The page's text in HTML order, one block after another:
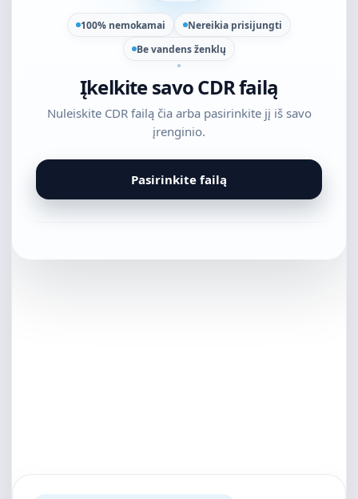
100% nemokamai
Nereikia prisijungti
Be vandens ženklų
Įkelkite savo CDR failą
Nuleiskite CDR failą čia arba pasirinkite jį iš savo
įrenginio.
Pasirinkite failą